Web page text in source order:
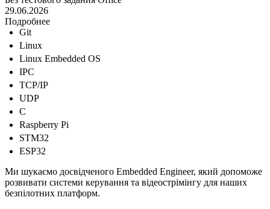
29.06.2026
Подробнее
Git
Linux
Linux Embedded OS
IPC
TCP/IP
UDP
C
Raspberry Pi
STM32
ESP32
Ми шукаємо досвідченого Embedded Engineer, який допоможе
розвивати системи керування та відеострімінгу для наших
безпілотних платформ.